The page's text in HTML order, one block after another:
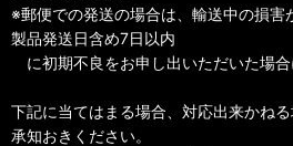
※郵便での発送の場合は、輸送中の損害
製品発送日含め7日以内
に初期不良をお申し出いただいた場合
下記に当てはまる場合、対応出来かね
承知おきください。